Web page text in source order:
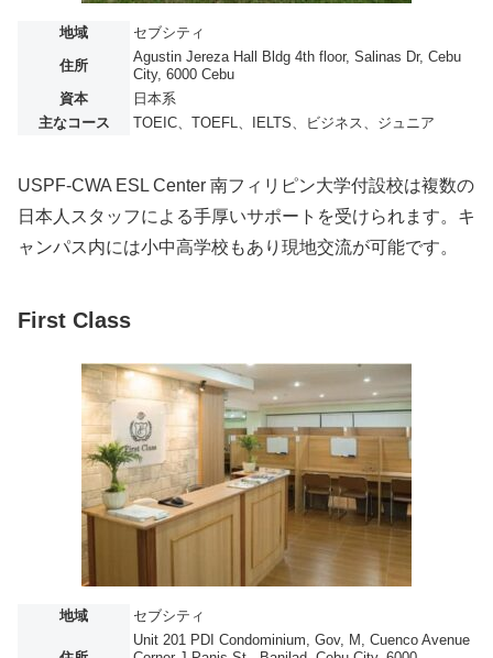
地域
セブシティ
住所
Agustin Jereza Hall Bldg 4th floor, Salinas Dr, Cebu
City, 6000 Cebu
資本
日本系
主なコース
TOEIC、TOEFL、IELTS、ビジネス、ジュニア
USPF-CWA ESL Center 南フィリピン大学付設校は複数の
日本人スタッフによる手厚いサポートを受けられます。キ
ャンパス内には小中高学校もあり現地交流が可能です。
First Class
地域 セブシティ
Unit 201 PDI Condominium, Gov, M, Cuenco Avenue